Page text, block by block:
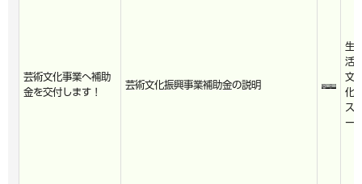
芸術文化事業へ補助
金を交付します！
芸術文化振興事業補助金の説明
生
活
文
化
ス
ー